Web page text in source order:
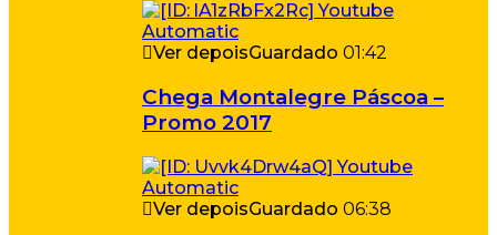
Ver depoisGuardado 01:42
Chega Montalegre Páscoa –
Promo 2017
Ver depoisGuardado 06:38